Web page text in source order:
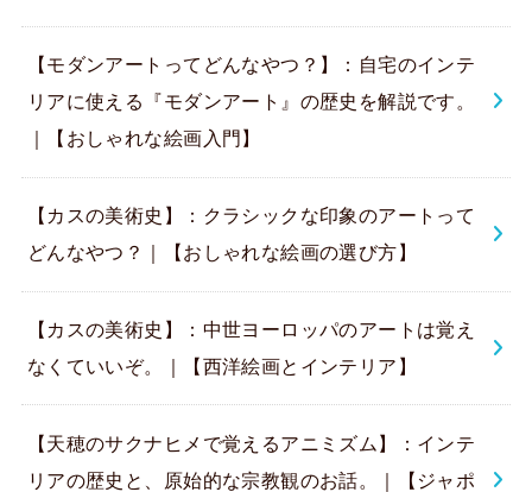
【モダンアートってどんなやつ？】：自宅のインテ
リアに使える『モダンアート』の歴史を解説です。
｜【おしゃれな絵画入門】
【カスの美術史】：クラシックな印象のアートって
どんなやつ？｜【おしゃれな絵画の選び方】
【カスの美術史】：中世ヨーロッパのアートは覚え
なくていいぞ。｜【西洋絵画とインテリア】
【天穂のサクナヒメで覚えるアニミズム】：インテ
リアの歴史と、原始的な宗教観のお話。｜【ジャポ